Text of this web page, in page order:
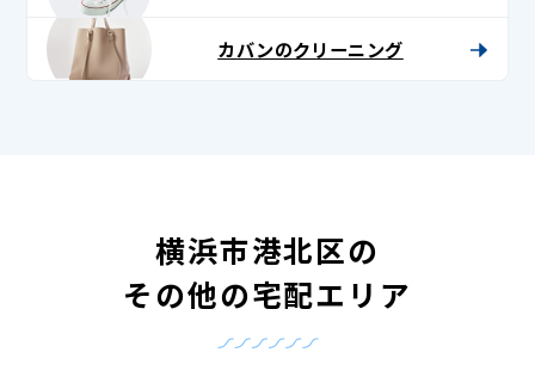
カバンのクリーニング
横浜市港北区の
その他の宅配エリア